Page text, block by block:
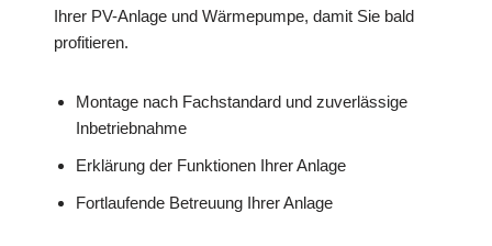
Ihrer PV-Anlage und Wärmepumpe, damit Sie bald
profitieren.
Montage nach Fachstandard und zuverlässige
Inbetriebnahme
Erklärung der Funktionen Ihrer Anlage
Fortlaufende Betreuung Ihrer Anlage